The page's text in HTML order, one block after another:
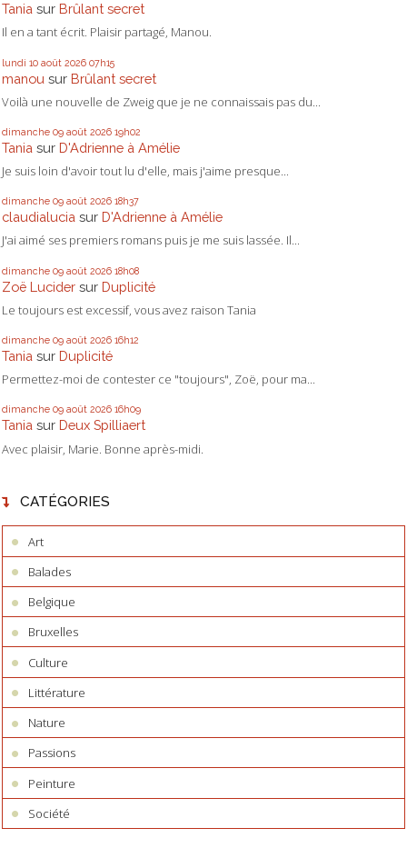
Tania sur Brûlant secret
Il en a tant écrit. Plaisir partagé, Manou.
lundi 10 août 2026 07h15
manou sur Brûlant secret
Voilà une nouvelle de Zweig que je ne connaissais pas du...
dimanche 09 août 2026 19h02
Tania sur D'Adrienne à Amélie
Je suis loin d'avoir tout lu d'elle, mais j'aime presque...
dimanche 09 août 2026 18h37
claudialucia sur D'Adrienne à Amélie
J'ai aimé ses premiers romans puis je me suis lassée. Il...
dimanche 09 août 2026 18h08
Zoë Lucider sur Duplicité
Le toujours est excessif, vous avez raison Tania
dimanche 09 août 2026 16h12
Tania sur Duplicité
Permettez-moi de contester ce "toujours", Zoë, pour ma...
dimanche 09 août 2026 16h09
Tania sur Deux Spilliaert
Avec plaisir, Marie. Bonne après-midi.
CATÉGORIES
Art
Balades
Belgique
Bruxelles
Culture
Littérature
Nature
Passions
Peinture
Société